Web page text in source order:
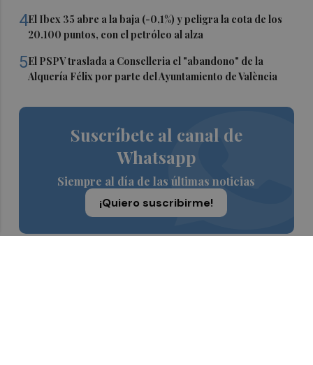
4El Ibex 35 abre a la baja (-0,1%) y peligra la cota de los
20.100 puntos, con el petróleo al alza
5El PSPV traslada a Conselleria el "abandono" de la
Alquería Félix por parte del Ayuntamiento de València
Suscríbete al canal de
Whatsapp
Siempre al día de las últimas noticias
¡Quiero suscribirme!